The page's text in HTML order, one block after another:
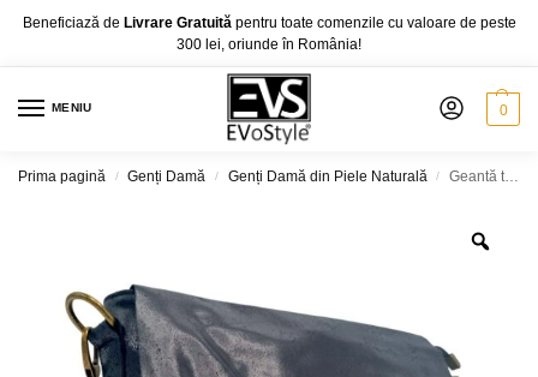
Beneficiază de Livrare Gratuită pentru toate comenzile cu valoare de peste
300 lei, oriunde în România!
MENIU 0
Prima pagină / Genți Damă / Genți Damă din Piele Naturală / Geantă tip poștaș din piele naturală Belle Monique Urban HM598, diferite culori